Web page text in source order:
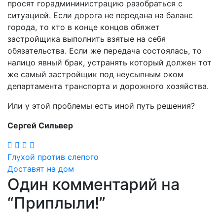
просят горадмининистрацию разобраться с
ситуацией. Если дорога не передана на баланс
города, то кто в конце концов обяжет
застройщика выполнить взятые на себя
обязательства. Если же передача состоялась, то
налицо явный брак, устранять который должен тот
же самый застройщик под неусыпным оком
департамента транспорта и дорожного хозяйства.
Или у этой проблемы есть иной путь решения?
Сергей Сильвер
Навигация
по
записям
Глухой против слепого
Доставят на дом
Один комментарий на
“Приплыли!”